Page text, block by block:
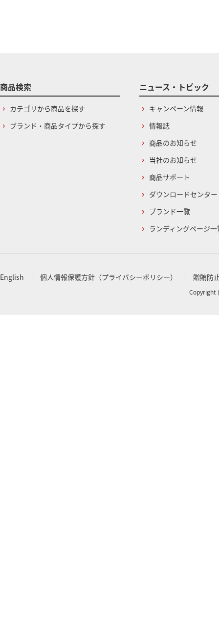
商品検索
カテゴリから商品を探す
ブランド・商品タイプから探す
ニュース・トピック
キャンペーン情報
情報誌
商品のお知らせ
当社のお知らせ
商品サポート
ダウンロードセンター
ブランド一覧
ランディングページ一
English 個人情報保護方針（プライバシーポリシー） 贈賄防
Copyright